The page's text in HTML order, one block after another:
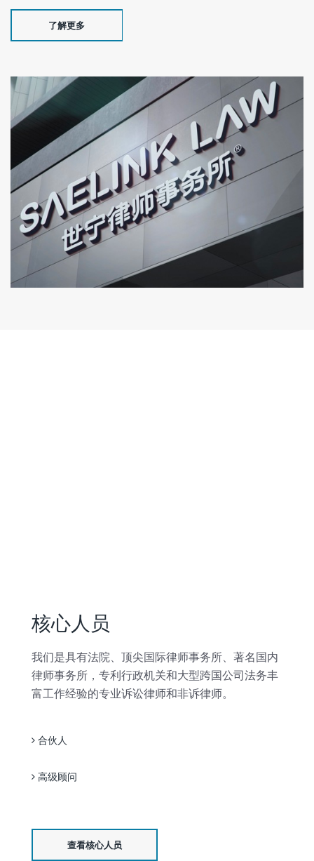
了解更多
核心人员
我们是具有法院、顶尖国际律师事务所、著名国内
律师事务所，专利行政机关和大型跨国公司法务丰
富工作经验的专业诉讼律师和非诉律师。
合伙人
高级顾问
查看核心人员